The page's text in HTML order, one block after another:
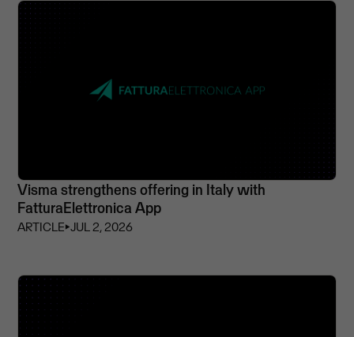
Visma strengthens offering in Italy with
FatturaElettronica App
ARTICLE⏵JUL 2, 2026